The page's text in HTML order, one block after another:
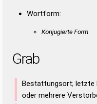
Wortform:
Konjugierte Form
Grab
Bestattungsort; letzte
oder mehrere